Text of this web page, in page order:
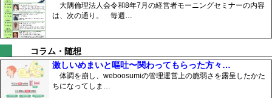
大隅倫理法人会令和8年7月の経営者モーニングセミナーの内容
は、次の通り。 毎週…
コラム・随想
激しいめまいと嘔吐〜関わってもらった方々…
体調を崩し、weboosumiの管理運営上の脆弱さを露呈したかた
ちになってしま…